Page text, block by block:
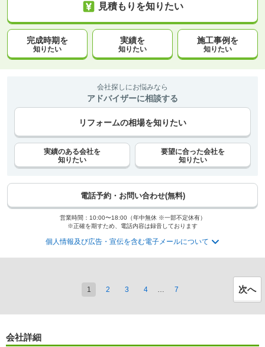
見積もりを知りたい
完成時期を
知りたい
実績を
知りたい
施工事例を
知りたい
会社探しにお悩みなら
アドバイザーに相談する
リフォームの相場を知りたい
実績のある会社を
知りたい
要望に合った会社を
知りたい
電話予約・お問い合わせ(無料)
営業時間：10:00〜18:00（年中無休 ※一部不定休有）
※正確を期すため、電話内容は録音しております
個人情報及び広告・宣伝を含む電子メールについて
1 2 3 4 7 次へ
会社詳細